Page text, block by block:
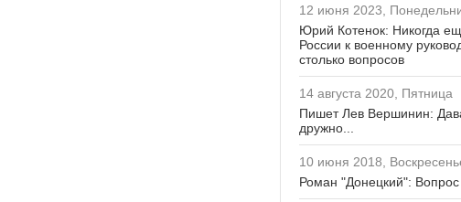
12 июня 2023,
Юрий Котенок: Никогда
России к военному
столько вопросов
14 августа 2020, Пятница
Пишет Лев Вершинин:
дружно...
10 июня 2018,
Роман "Донецкий": Вопрос